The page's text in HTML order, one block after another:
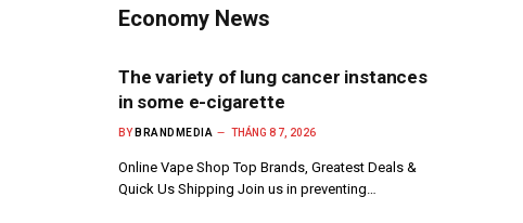
Economy News
The variety of lung cancer instances
in some e-cigarette
BY BRANDMEDIA THÁNG 8 7, 2026
Online Vape Shop Top Brands, Greatest Deals &
Quick Us Shipping Join us in preventing…